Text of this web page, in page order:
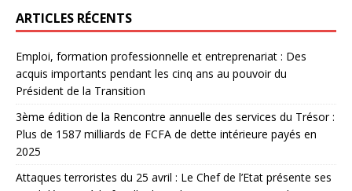
ARTICLES RÉCENTS
Emploi, formation professionnelle et entreprenariat : Des
acquis importants pendant les cinq ans au pouvoir du
Président de la Transition
3ème édition de la Rencontre annuelle des services du Trésor :
Plus de 1587 milliards de FCFA de dette intérieure payés en
2025
Attaques terroristes du 25 avril : Le Chef de l’Etat présente ses